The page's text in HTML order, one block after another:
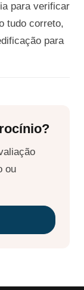
para verificar
tudo correto,
para
ou